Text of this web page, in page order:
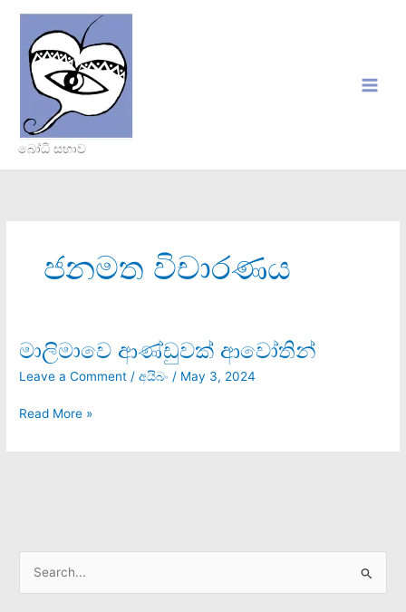
content
බෝධි සභාව
ජනමත විචාරණය‍
මාලිමාවෙ ආණ්ඩුවක් ආවෝතින්
Leave a Comment /අයිබං / May 3, 2024
මාලිමාවෙ
ආණ්ඩුවක්
ආවෝතින්
Read More »